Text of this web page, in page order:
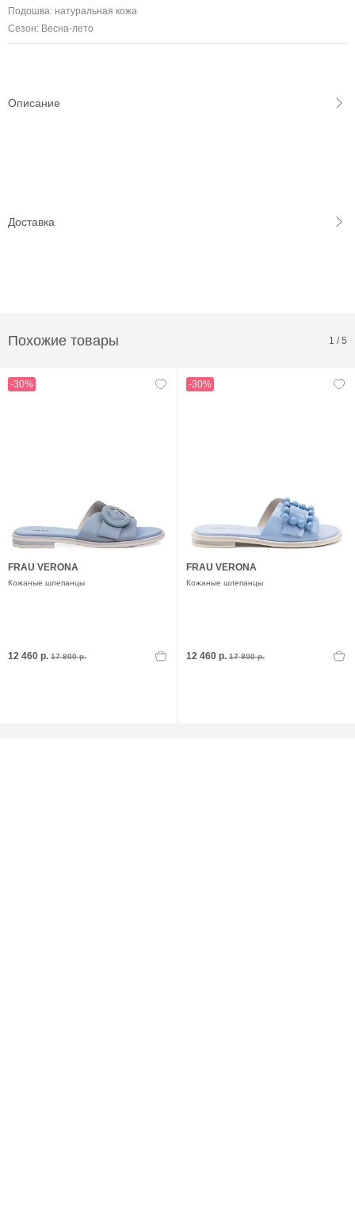
Подошва: натуральная кожа
Сезон: Весна-лето
Описание
Доставка
Похожие товары 1 /5
-30%
FRAU VERONA
Кожаные шлепанцы
12 460 р. 17 800 р.
-30%
FRAU VERONA
Кожаные шлепанцы
12 460 р. 17 800 р.